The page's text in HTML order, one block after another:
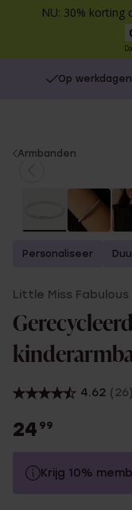
NU: 30% korting
Op
You
Armbanden
Personaliseer
Little Miss Fabulous
4.62 (26)
24 99
Krijg 10%